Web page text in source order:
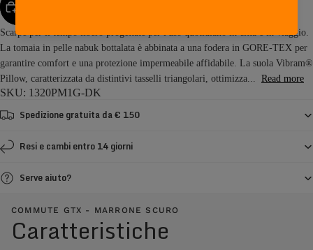
Scarpe per il tempo libero progettate per l'uso quotidiano in città e in viaggio.
La tomaia in pelle nabuk bottalata è abbinata a una fodera in GORE-TEX per
garantire comfort e una protezione impermeabile affidabile. La suola Vibram®
Pillow, caratterizzata da distintivi tasselli triangolari, ottimizza... Read more
SKU: 1320PM1G-DK
Spedizione gratuita da € 150
Resi e cambi entro 14 giorni
Serve aiuto?
COMMUTE GTX - MARRONE SCURO
Caratteristiche